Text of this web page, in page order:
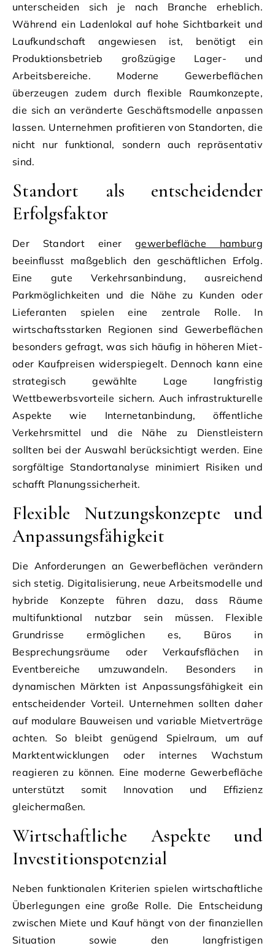
unterscheiden sich je nach Branche erheblich.
Während ein Ladenlokal auf hohe Sichtbarkeit und
Laufkundschaft angewiesen ist, benötigt ein
Produktionsbetrieb großzügige Lager- und
Arbeitsbereiche. Moderne Gewerbeflächen
überzeugen zudem durch flexible Raumkonzepte,
die sich an veränderte Geschäftsmodelle anpassen
lassen. Unternehmen profitieren von Standorten, die
nicht nur funktional, sondern auch repräsentativ
sind.
Standort als entscheidender
Erfolgsfaktor
Der Standort einer gewerbefläche hamburg
beeinflusst maßgeblich den geschäftlichen Erfolg.
Eine gute Verkehrsanbindung, ausreichend
Parkmöglichkeiten und die Nähe zu Kunden oder
Lieferanten spielen eine zentrale Rolle. In
wirtschaftsstarken Regionen sind Gewerbeflächen
besonders gefragt, was sich häufig in höheren Miet-
oder Kaufpreisen widerspiegelt. Dennoch kann eine
strategisch gewählte Lage langfristig
Wettbewerbsvorteile sichern. Auch infrastrukturelle
Aspekte wie Internetanbindung, öffentliche
Verkehrsmittel und die Nähe zu Dienstleistern
sollten bei der Auswahl berücksichtigt werden. Eine
sorgfältige Standortanalyse minimiert Risiken und
schafft Planungssicherheit.
Flexible Nutzungskonzepte und
Anpassungsfähigkeit
Die Anforderungen an Gewerbeflächen verändern
sich stetig. Digitalisierung, neue Arbeitsmodelle und
hybride Konzepte führen dazu, dass Räume
multifunktional nutzbar sein müssen. Flexible
Grundrisse ermöglichen es, Büros in
Besprechungsräume oder Verkaufsflächen in
Eventbereiche umzuwandeln. Besonders in
dynamischen Märkten ist Anpassungsfähigkeit ein
entscheidender Vorteil. Unternehmen sollten daher
auf modulare Bauweisen und variable Mietverträge
achten. So bleibt genügend Spielraum, um auf
Marktentwicklungen oder internes Wachstum
reagieren zu können. Eine moderne Gewerbefläche
unterstützt somit Innovation und Effizienz
gleichermaßen.
Wirtschaftliche Aspekte und
Investitionspotenzial
Neben funktionalen Kriterien spielen wirtschaftliche
Überlegungen eine große Rolle. Die Entscheidung
zwischen Miete und Kauf hängt von der finanziellen
Situation sowie den langfristigen